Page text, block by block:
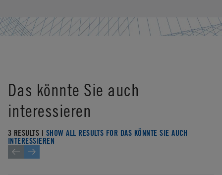
Das könnte Sie auch
interessieren
3 RESULTS | SHOW ALL RESULTS FOR DAS KÖNNTE SIE AUCH
INTERESSIEREN